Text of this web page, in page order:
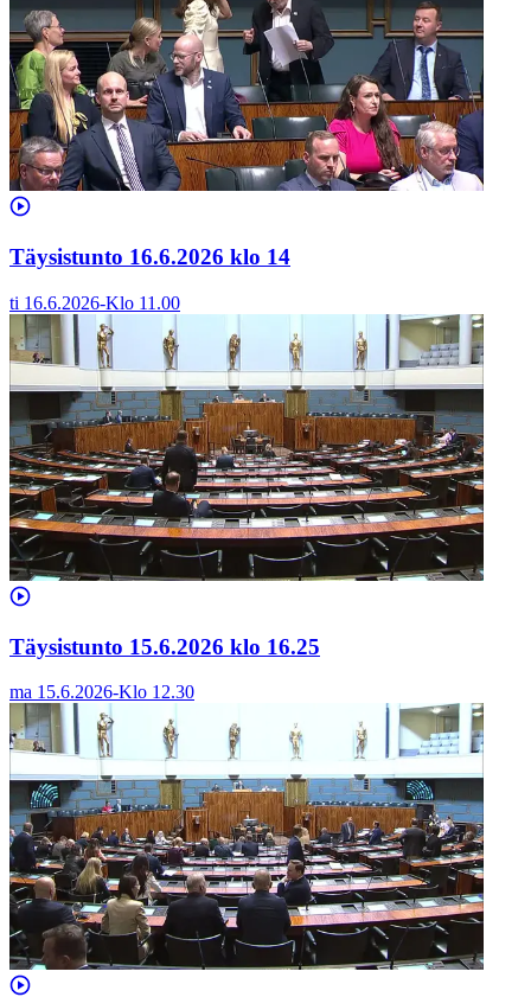
Täysistunto 16.6.2026 klo 14
ti 16.6.2026-Klo 11.00
Täysistunto 15.6.2026 klo 16.25
ma 15.6.2026-Klo 12.30